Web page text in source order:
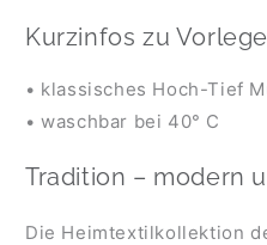
Kurzinfos zu
• klassisches Hoch-Tief
• waschbar bei 40° C
Tradition – modern
Die Heimtextilkollektion